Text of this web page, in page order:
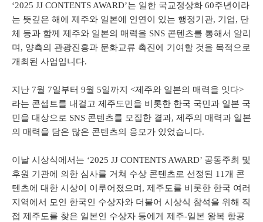
‘2025 JJ CONTENTS AWARD’는 일한 국교정상화 60주년이라
는 뜻깊은 해에 제주와 일본에 인연이 있는 행정기관, 기업, 단
체 등과 함께 제주와 일본의 매력을 SNS 콘텐츠를 통해서 알리
며, 양측의 관광진흥과 문화교류 촉진에 기여할 것을 목적으로
개최된 사업입니다.
지난 7월 7일부터 9월 5일까지 <제주와 일본의 매력을 잇다>
라는 콘셉트를 내걸고 제주도민을 비롯한 한국 국민과 일본 국
민을 대상으로 SNS 콘텐츠를 모집한 결과, 제주의 매력과 일본
의 매력을 담은 많은 콘텐츠의 응모가 있었습니다.
이날 시상식에서는 ‘2025 JJ CONTENTS AWARD’ 공동주최 및
후원 기관에 의한 심사를 거쳐 수상 콘텐츠로 선정된 11개 콘
텐츠에 대한 시상이 이루어졌으며, 제주도를 비롯한 한국 여러
지역에서 모인 한국인 수상자와 더불어 시상식 참석을 위해 직
접 제주도를 찾은 일본인 수상자 등에게 제주-일본 왕복 항공